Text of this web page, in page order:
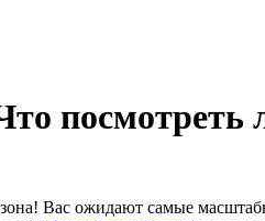
посмотреть
Вас ожидают самые